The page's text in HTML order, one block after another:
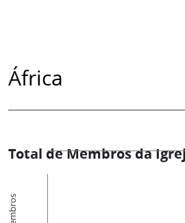
África
Total de Membros da
Membros